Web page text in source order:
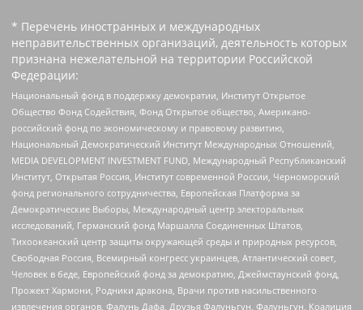
* Перечень иностранных и международных
неправительственных организаций, деятельность которых
признана нежелательной на территории Российской
Федерации:
Национальный фонд в поддержку демократии, Институт Открытое
Общество Фонд Содействия, Фонд Открытое общество, Американо-
российский фонд по экономическому и правовому развитию,
Национальный Демократический Институт Международных Отношений,
MEDIA DEVELOPMENT INVESTMENT FUND, Международный Республиканский
Институт, Открытая Россия, Институт современной России, Черноморский
фонд регионального сотрудничества, Европейская Платформа за
Демократические Выборы, Международный центр электоральных
исследований, Германский фонд Маршалла Соединенных Штатов,
Тихоокеанский центр защиты окружающей среды и природных ресурсов,
Свободная Россия, Всемирный конгресс украинцев, Атлантический совет,
Человек в беде, Европейский фонд за демократию, Джеймстаунский фонд,
Прожект Хармони, Родники дракона, Врачи против насильственного
извлечения органов, Фалунь Дафа, Друзья Фалуньгун, Фалуньгун, Коалиция